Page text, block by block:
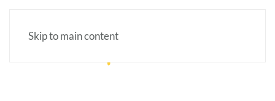
Skip to main content